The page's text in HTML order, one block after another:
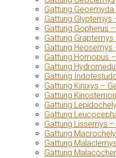
Gattung
Gattung Glyptemys
Gattung Gopherus
Gattung
Gattung Heosemys
Gattung Homopus
Gattung
Gattung
Gattung Kinixys –
Gattung
Gattung
Gattung
Gattung Lissemys
Gattung
Gattung Malaclemys
Gattung